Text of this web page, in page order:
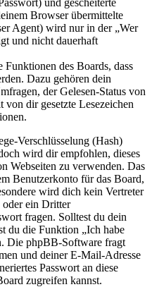
Browser übermittelte
Agent) wird nur in der „Wer
und nicht dauerhaft
des Boards, dass
Dazu gehören dein
der Gelesen-Status von
dir gesetzte Lesezeichen
Verschlüsselung (Hash)
wird dir empfohlen, dieses
Webseiten zu verwenden. Das
Benutzerkonto für das Board,
wird dich kein Vertreter
ein Dritter
fragen. Solltest du dein
du die Funktion „Ich habe
Die phpBB-Software fragt
und deiner E-Mail-Adresse
Passwort an diese
zugreifen kannst.